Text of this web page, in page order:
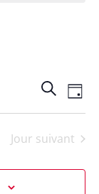
et de
Jour
Jour suivant